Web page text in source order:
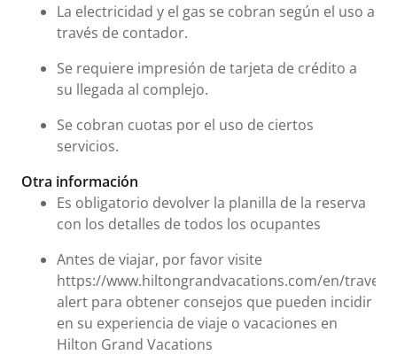
La electricidad y el gas se cobran según el uso a
través de contador.
Se requiere impresión de tarjeta de crédito a
su llegada al complejo.
Se cobran cuotas por el uso de ciertos
servicios.
Otra información
Es obligatorio devolver la planilla de la reserva
con los detalles de todos los ocupantes
Antes de viajar, por favor visite
https://www.hiltongrandvacations.com/en/travel-
alert para obtener consejos que pueden incidir
en su experiencia de viaje o vacaciones en
Hilton Grand Vacations